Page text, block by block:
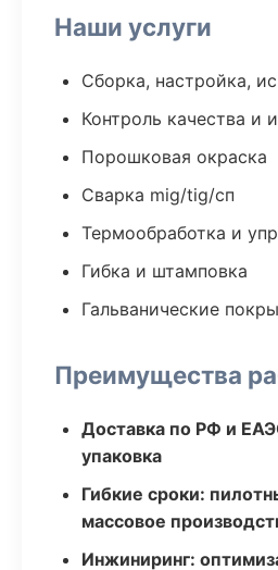
Наши услуги
Сборка, настройка,
Контроль качества и
Порошковая окраска
Сварка mig/tig/сп
Термообработка и
Гибка и штамповка
Гальванические
Преимущества
Доставка по РФ и
упаковка
Гибкие сроки:
массовое
Инжиниринг: